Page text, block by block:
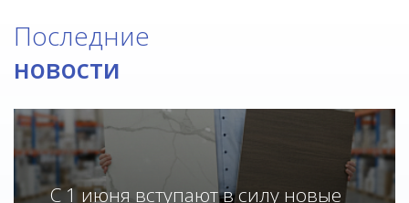
Последние
новости
С 1 июня вступают в силу новые